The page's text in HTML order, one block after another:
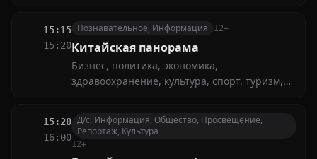
эпизоды Зимних Олимпийских игр, новинки
в области Hi-Tech, новости с орбиты
китайской космической станции
15:15
15:20
Познавательное, Информация 12+
Китайская панорама
Бизнес, политика, экономика,
здравоохранение, культура, спорт, туризм,
представлены в этом цикле. Значимые
эпизоды Зимних Олимпийских игр, новинки
в области Hi-Tech, новости с орбиты
15:20
16:00
Д/с, Информация, Общество, Просвещение,
Репортаж, Культура
12+